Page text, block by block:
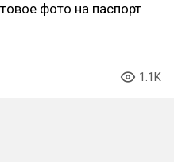
фото на паспорт
1.1K